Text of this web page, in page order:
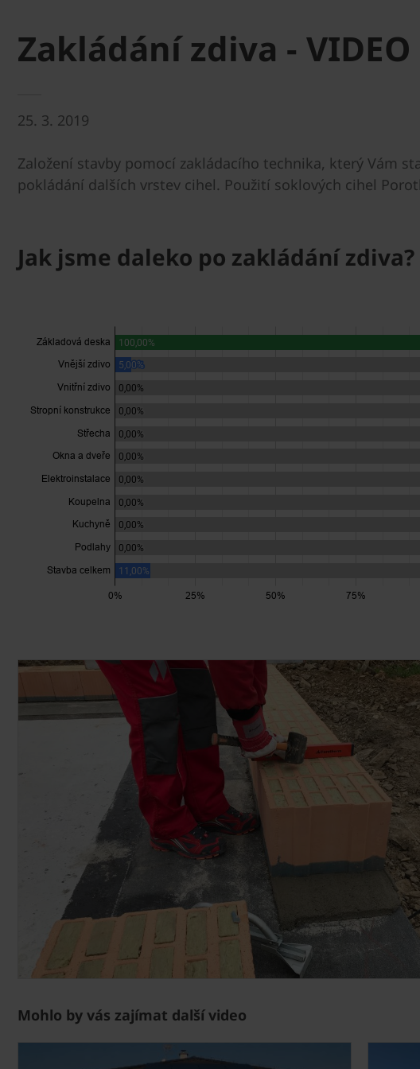
Zakládání zdiva - VIDEO
25. 3. 2019
Založení stavby pomocí zakládacího technika, který Vám
pokládání dalších vrstev cihel. Použití soklových cihel
Jak jsme daleko po zakládání zdiva?
Mohlo by vás zajímat další video